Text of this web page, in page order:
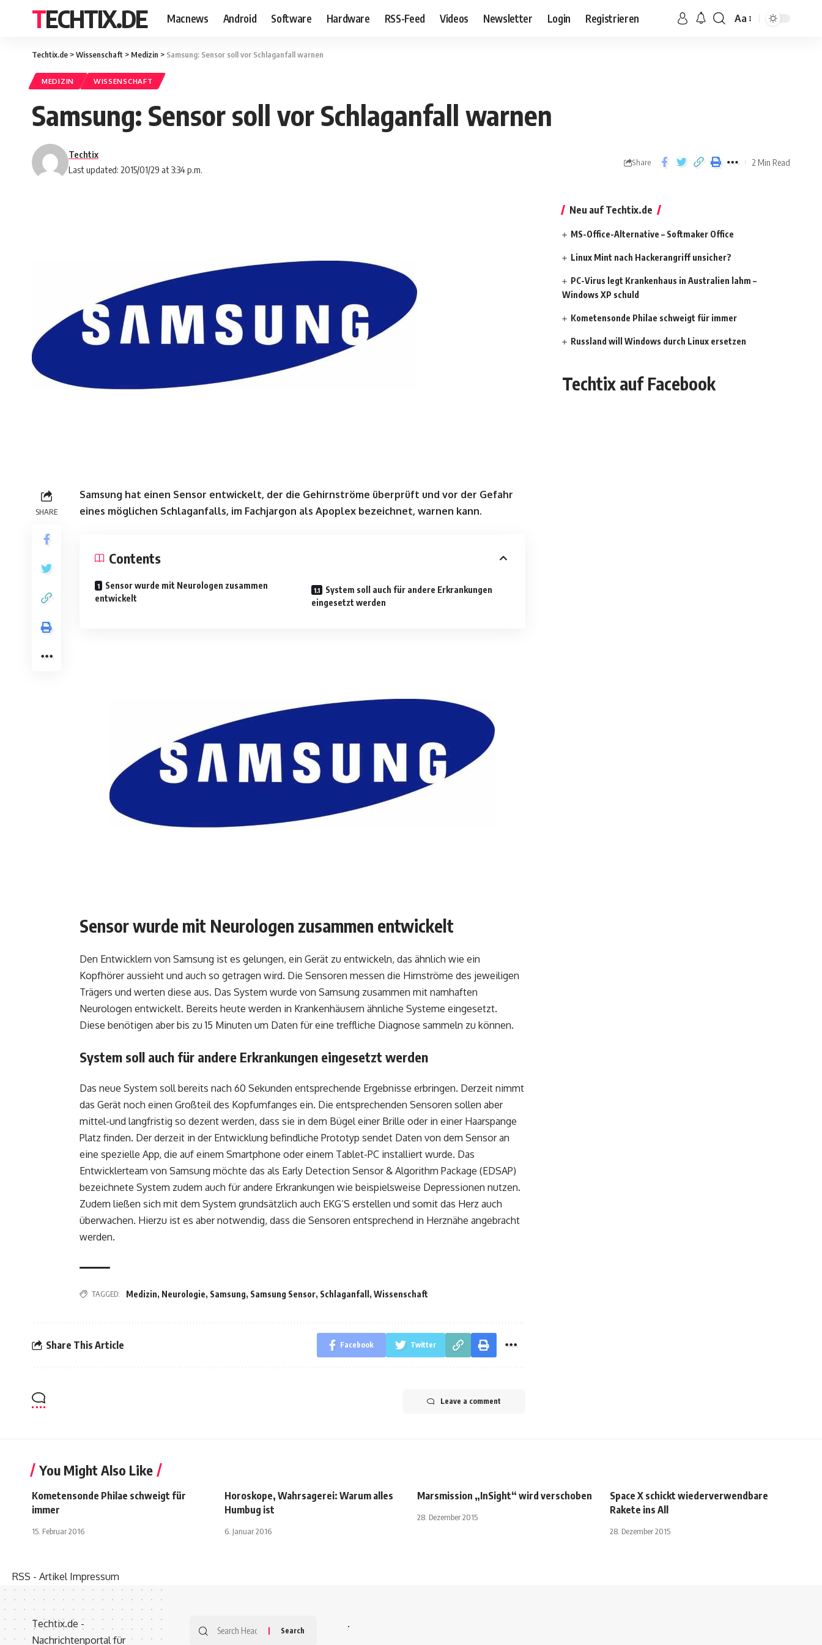
TECHTIX.DE Macnews Android Software Hardware RSS-Feed Videos Newsletter Login Registrieren Aa
Techtix.de >Wissenschaft > Medizin > Samsung: Sensor soll vor Schlaganfall warnen
MEDIZIN WISSENSCHAFT
Samsung: Sensor soll vor Schlaganfall warnen
Last updated: 2015/01/29 at 3:34 p.m.
Techtix
Share 2 Min Read
SHARE
Samsung hat einen Sensor entwickelt, der die Gehirnströme überprüft und vor der Gefahr
eines möglichen Schlaganfalls, im Fachjargon als Apoplex bezeichnet, warnen kann.
Contents
Sensor wurde mit Neurologen zusammen
entwickelt
System soll auch für andere Erkrankungen
eingesetzt werden
Sensor wurde mit Neurologen zusammen entwickelt
Den Entwicklern von Samsung ist es gelungen, ein Gerät zu entwickeln, das ähnlich wie ein
Kopfhörer aussieht und auch so getragen wird. Die Sensoren messen die Hirnströme des jeweiligen
Trägers und werten diese aus. Das System wurde von Samsung zusammen mit namhaften
Neurologen entwickelt. Bereits heute werden in Krankenhäusern ähnliche Systeme eingesetzt.
Diese benötigen aber bis zu 15 Minuten um Daten für eine treffliche Diagnose sammeln zu können.
System soll auch für andere Erkrankungen eingesetzt werden
Das neue System soll bereits nach 60 Sekunden entsprechende Ergebnisse erbringen. Derzeit nimmt
das Gerät noch einen Großteil des Kopfumfanges ein. Die entsprechenden Sensoren sollen aber
mittel-und langfristig so dezent werden, dass sie in dem Bügel einer Brille oder in einer Haarspange
Platz finden. Der derzeit in der Entwicklung befindliche Prototyp sendet Daten von dem Sensor an
eine spezielle App, die auf einem Smartphone oder einem Tablet-PC installiert wurde. Das
Entwicklerteam von Samsung möchte das als Early Detection Sensor & Algorithm Package (EDSAP)
bezeichnete System zudem auch für andere Erkrankungen wie beispielsweise Depressionen nutzen.
Zudem ließen sich mit dem System grundsätzlich auch EKG‘S erstellen und somit das Herz auch
überwachen. Hierzu ist es aber notwendig, dass die Sensoren entsprechend in Herznähe angebracht
werden.
TAGGED: Medizin, Neurologie, Samsung, Samsung Sensor, Schlaganfall , Wissenschaft
Share This Article Facebook Twitter
Leave a comment
Neu auf Techtix.de
MS-Office-Alternative – Softmaker Office
Linux Mint nach Hackerangriff unsicher?
PC-Virus legt Krankenhaus in Australien lahm –
Windows XP schuld
Kometensonde Philae schweigt für immer
Russland will Windows durch Linux ersetzen
Techtix auf Facebook
You Might Also Like
Kometensonde Philae schweigt für
immer
15. Februar 2016
Horoskope, Wahrsagerei: Warum alles
Humbug ist
6. Januar 2016
Marsmission „InSight“ wird verschoben
28. Dezember 2015
Space X schickt wiederverwendbare
Rakete ins All
28. Dezember 2015
RSS - Artikel Impressum
Techtix.de -
Nachrichtenportal für
for:
.